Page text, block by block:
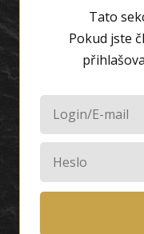
Tato
Pokud jste